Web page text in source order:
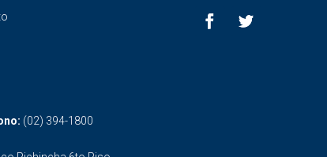
(02) 394-1800